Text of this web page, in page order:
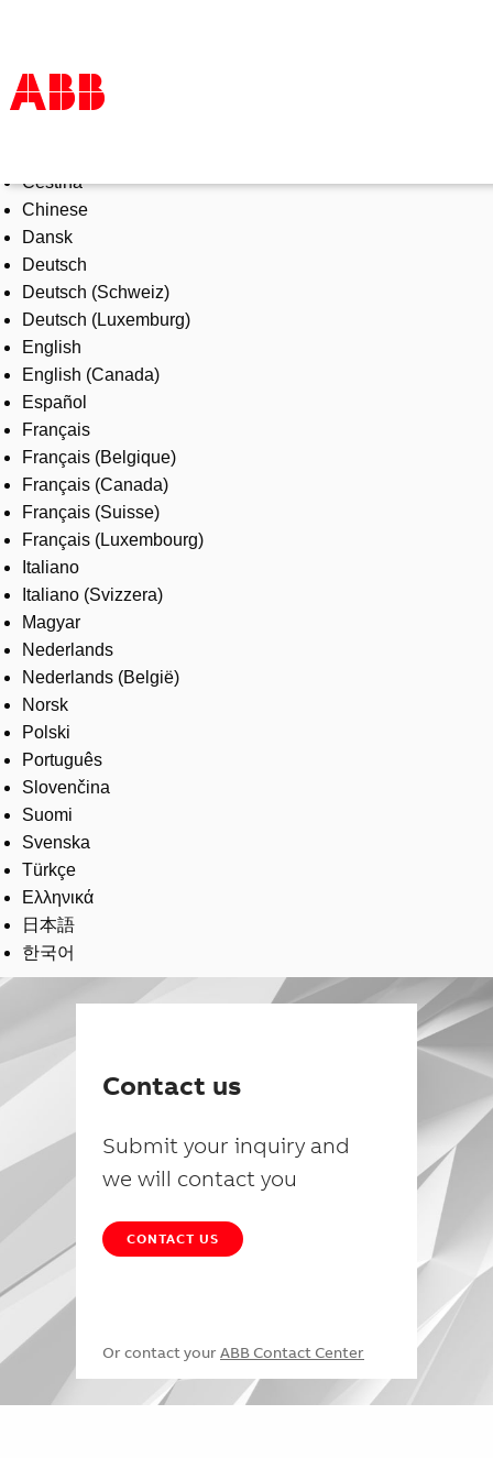
Products & Solutions
Industries
Services
About us
Where to buy
Contact us
Careers
Čeština
Chinese
Dansk
Deutsch
Deutsch (Schweiz)
Deutsch (Luxemburg)
English
English (Canada)
Español
Français
Français (Belgique)
Français (Canada)
Français (Suisse)
Français (Luxembourg)
Italiano
Italiano (Svizzera)
Magyar
Nederlands
Nederlands (België)
Norsk
Polski
Português
Slovenčina
Suomi
Svenska
Türkçe
Ελληνικά
日本語
한국어
Contact us
Submit your inquiry and
we will contact you
CONTACT US
Or contact your ABB Contact Center